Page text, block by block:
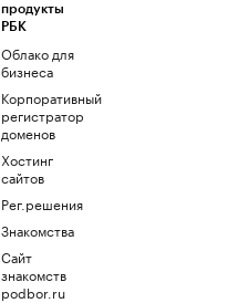
продукты
РБК
Облако для
бизнеса
Корпоративный
регистратор
доменов
Хостинг
сайтов
Рег.решения
Знакомства
Сайт
знакомств
podbor.ru